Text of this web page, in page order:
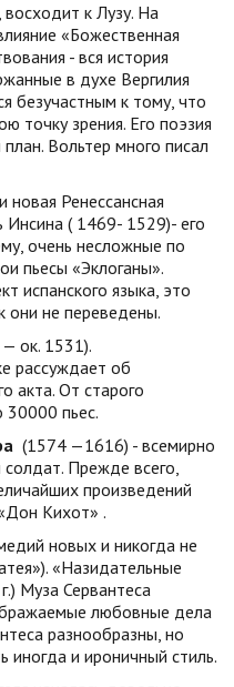
к Лузу. На
«Божественная
- вся история
в духе Вергилия
безучастным к тому, что
точку зрения. Его поэзия
Вольтер много писал
новая Ренессансная
Инсина ( 1469- 1529)- его
очень несложные по
пьесы «Эклоганы».
испанского языка, это
они не переведены.
ок. 1531).
рассуждает об
акта. От старого
30000 пьес.
(1574 —1616) - всемирно
солдат. Прежде всего,
произведений
Кихот» .
новых и никогда не
«Назидательные
Муза Сервантеса
любовные дела
разнообразны, но
и ироничный стиль.